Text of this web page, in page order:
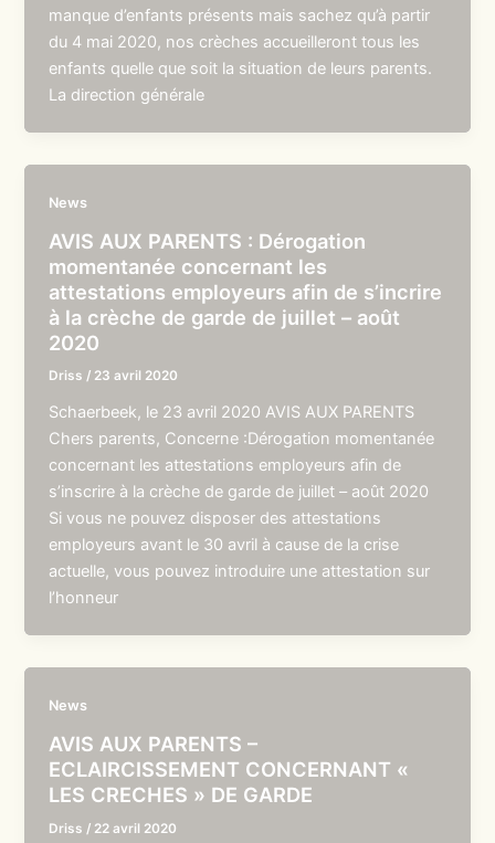
manque d’enfants présents mais sachez qu’à partir
du 4 mai 2020, nos crèches accueilleront tous les
enfants quelle que soit la situation de leurs parents.
La direction générale
News
AVIS AUX PARENTS : Dérogation
momentanée concernant les
attestations employeurs afin de s’incrire
à la crèche de garde de juillet – août
2020
Driss / 23 avril 2020
Schaerbeek, le 23 avril 2020 AVIS AUX PARENTS
Chers parents, Concerne :Dérogation momentanée
concernant les attestations employeurs afin de
s’inscrire à la crèche de garde de juillet – août 2020
Si vous ne pouvez disposer des attestations
employeurs avant le 30 avril à cause de la crise
actuelle, vous pouvez introduire une attestation sur
l’honneur
News
AVIS AUX PARENTS –
ECLAIRCISSEMENT CONCERNANT «
LES CRECHES » DE GARDE
Driss / 22 avril 2020